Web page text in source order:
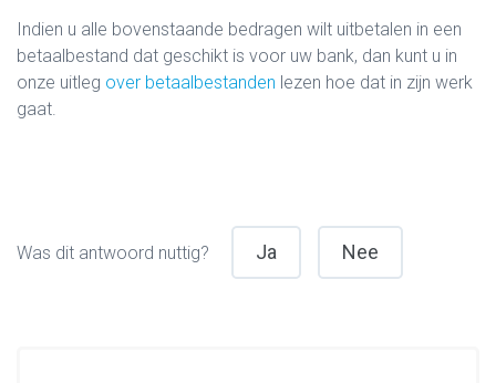
Indien u alle bovenstaande bedragen wilt uitbetalen in een
betaalbestand dat geschikt is voor uw bank, dan kunt u in
onze uitleg over betaalbestanden lezen hoe dat in zijn werk
gaat.
Was dit antwoord nuttig? Ja Nee